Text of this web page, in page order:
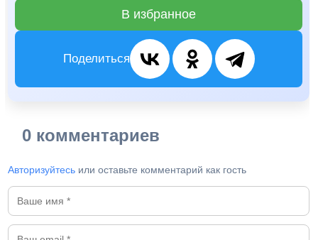
В избранное
Поделиться
0 комментариев
Авторизуйтесь или оставьте комментарий как гость